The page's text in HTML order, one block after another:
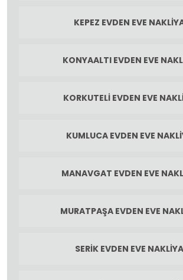
KEPEZ EVDEN EVE
KONYAALTI EVDEN EVE
KORKUTELI EVDEN EVE
KUMLUCA EVDEN EVE
MANAVGAT EVDEN EVE
MURATPAŞA EVDEN EVE
SERIK EVDEN EVE